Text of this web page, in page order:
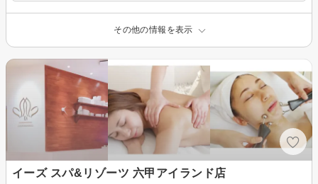
その他の情報を表示
イーズ スパ&リゾーツ 六甲アイランド店